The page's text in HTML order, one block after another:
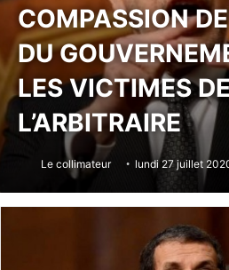
COMPASSION
DU
LES VICTIMES DE
L’ARBITRAIRE
Le collimateur lundi 27 juillet